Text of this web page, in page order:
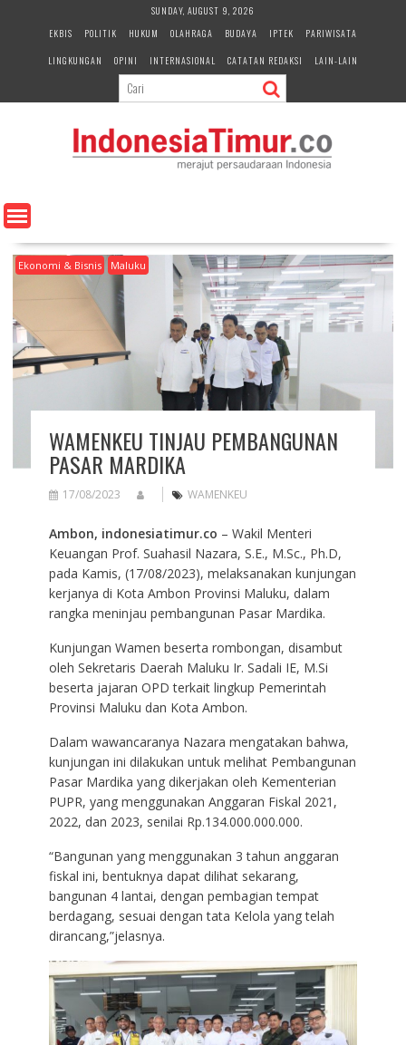
e
n
SUNDAY, AUGUST 9, 2026
EKBIS
POLITIK HUKUM OLAHRAGA BUDAYA IPTEK
PARIWISATA
LINGKUNGAN
OPINI INTERNASIONAL CATATAN REDAKSI LAIN-LAIN
Ekonomi & Bisnis Maluku
WAMENKEU TINJAU PEMBANGUNAN
PASAR MARDIKA
17/08/2023 WAMENKEU
Ambon, indonesiatimur.co – Wakil Menteri
Keuangan Prof. Suahasil Nazara, S.E., M.Sc., Ph.D,
pada Kamis, (17/08/2023), melaksanakan kunjungan
kerjanya di Kota Ambon Provinsi Maluku, dalam
rangka meninjau pembangunan Pasar Mardika.
Kunjungan Wamen beserta rombongan, disambut
oleh Sekretaris Daerah Maluku Ir. Sadali IE, M.Si
beserta jajaran OPD terkait lingkup Pemerintah
Provinsi Maluku dan Kota Ambon.
Dalam wawancaranya Nazara mengatakan bahwa,
kunjungan ini dilakukan untuk melihat Pembangunan
Pasar Mardika yang dikerjakan oleh Kementerian
PUPR, yang menggunakan Anggaran Fiskal 2021,
2022, dan 2023, senilai Rp.134.000.000.000.
“Bangunan yang menggunakan 3 tahun anggaran
fiskal ini, bentuknya dapat dilihat sekarang,
bangunan 4 lantai, dengan pembagian tempat
berdagang, sesuai dengan tata Kelola yang telah
dirancang,”jelasnya.